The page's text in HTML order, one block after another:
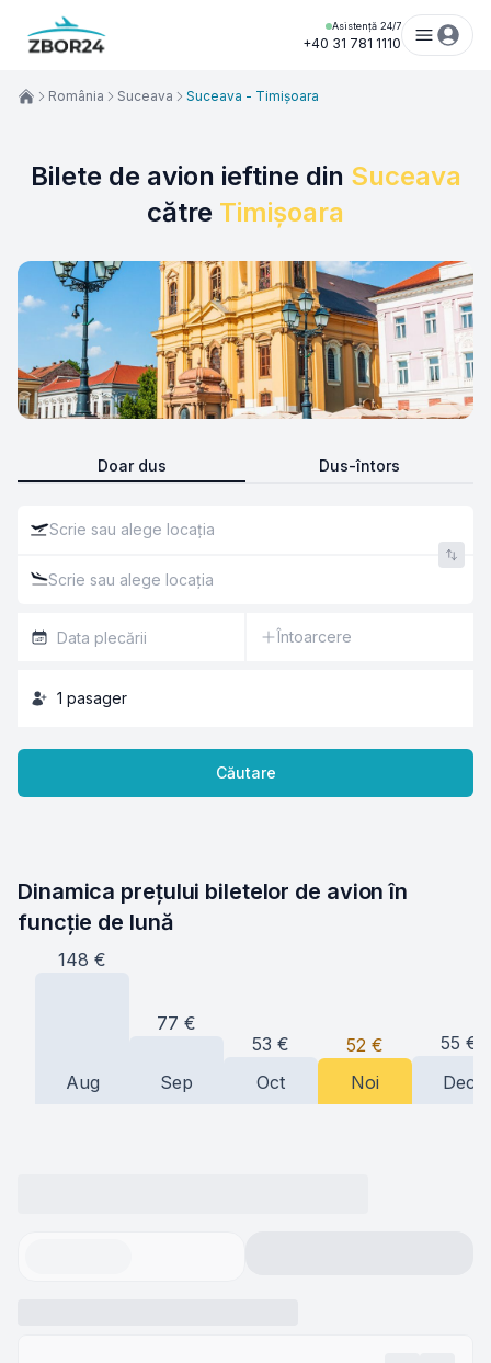
Asistență 24/7
+40 31 781 1110
Bilete de avion ieftine din Suceava
către Timișoara
Doar dus Dus-întors
Întoarcere
1 pasager
Căutare
România Suceava Suceava - Timișoara
Dinamica prețului biletelor de avion în
funcție de lună
148 €
Aug
77 €
Sep
53 €
Oct
52 €
Noi
55 €
Dec